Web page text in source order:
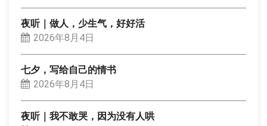
夜听｜做人，少生气，好好活
2026年8月4日
七夕，写给自己的情书
2026年8月4日
夜听｜我不敢哭，因为没有人哄